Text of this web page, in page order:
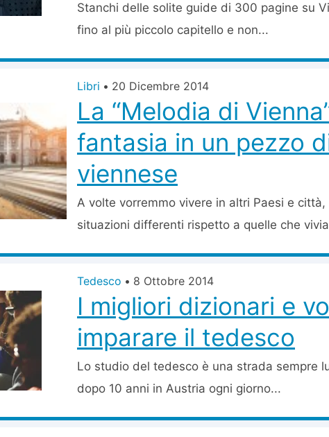
Stanchi delle solite guide di 300 pagine su
fino al più piccolo capitello e non...
Libri • 20 Dicembre 2014
La “Melodia di
fantasia in un pezzo
viennese
A volte vorremmo vivere in altri Paesi e
situazioni differenti rispetto a quelle che
Tedesco • 8 Ottobre 2014
I migliori dizionari e
imparare il tedesco
Lo studio del tedesco è una strada sempre
dopo 10 anni in Austria ogni giorno...